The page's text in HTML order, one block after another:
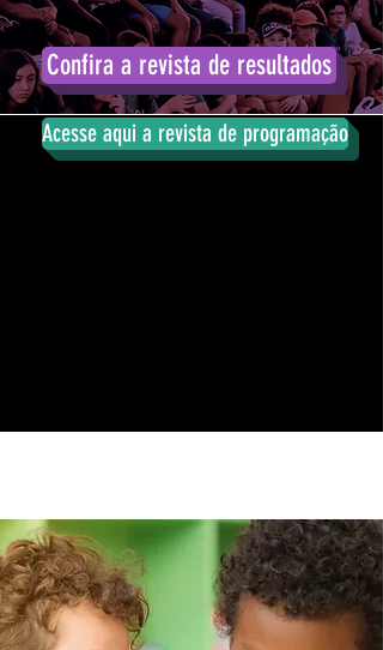
Confira a revista de resultados
Acesse aqui a revista de programação